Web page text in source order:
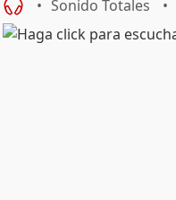
Sonido Totales